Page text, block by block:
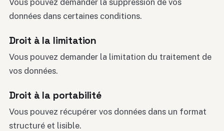
Vous pouvez demander la suppression de vos
données dans certaines conditions.
Droit à la limitation
Vous pouvez demander la limitation du traitement de
vos données.
Droit à la portabilité
Vous pouvez récupérer vos données dans un format
structuré et lisible.